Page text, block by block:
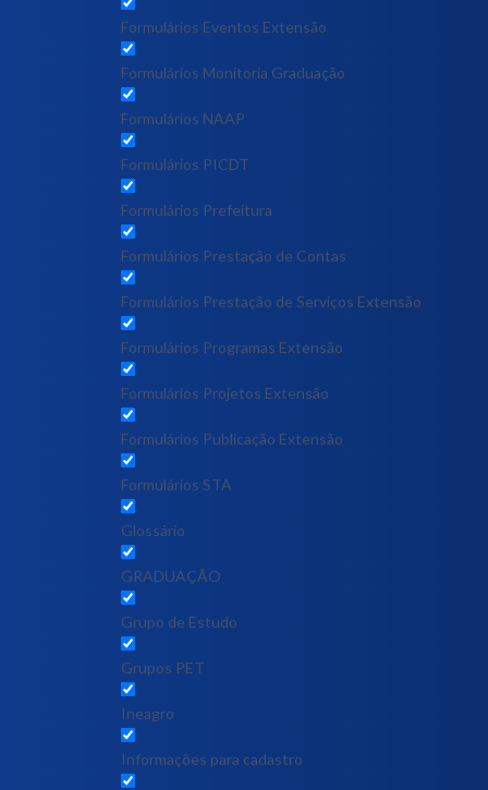
Formulários Eventos Extensão
Formulários Monitoria Graduação
Formulários NAAP
Formulários PICDT
Formulários Prefeitura
Formulários Prestação de Contas
Formulários Prestação de Serviços Extensão
Formulários Programas Extensão
Formulários Projetos Extensão
Formulários Publicação Extensão
Formulários STA
Glossário
GRADUAÇÃO
Grupo de Estudo
Grupos PET
Ineagro
Informações para cadastro